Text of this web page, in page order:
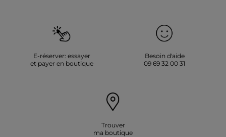
E-réserver: essayer
et payer en boutique
Besoin d'aide
09 69 32 00 31
Trouver
ma boutique